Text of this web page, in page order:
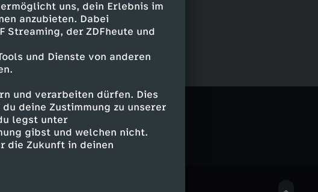
uns, dein Erlebnis im
anzubieten. Dabei
Streaming, der ZDFheute und
und Dienste von anderen
und verarbeiten dürfen. Dies
deine Zustimmung zu unserer
legst unter
gibst und welchen nicht.
die Zukunft in deinen